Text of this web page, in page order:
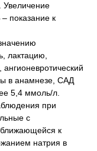
Увеличение
показание к
лактацию,
в анамнезе, САД
5,4 ммоль/л.
при
с
к
натрия в